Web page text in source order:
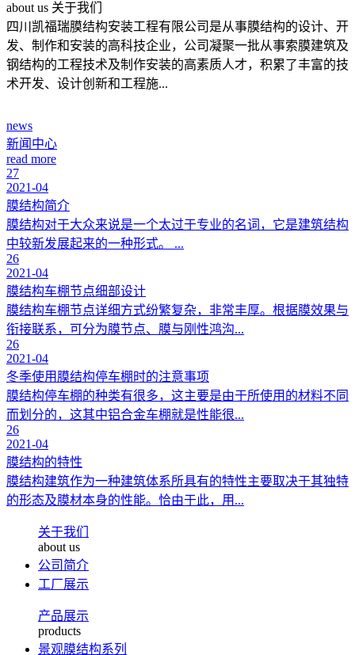
about us 关于我们
四川凯福瑞膜结构安装工程有限公司是从事膜结构的设计、开
发、制作和安装的高科技企业，公司凝聚一批从事索膜建筑及
钢结构的工程技术及制作安装的高素质人才，积累了丰富的技
术开发、设计创新和工程施...
news
新闻中心
read more
27
2021-04
膜结构简介
膜结构对于大众来说是一个太过于专业的名词，它是建筑结构
中较新发展起来的一种形式。 ...
26
2021-04
膜结构车棚节点细部设计
膜结构车棚节点详细方式纷繁复杂，非常丰厚。根据膜效果与
衔接联系，可分为膜节点、膜与刚性鸿沟...
26
2021-04
冬季使用膜结构停车棚时的注意事项
膜结构停车棚的种类有很多，这主要是由于所使用的材料不同
而划分的，这其中铝合金车棚就是性能很...
26
2021-04
膜结构的特性
膜结构建筑作为一种建筑体系所具有的特性主要取决于其独特
的形态及膜材本身的性能。恰由于此，用...
关于我们
about us
公司简介
工厂展示
产品展示
products
景观膜结构系列